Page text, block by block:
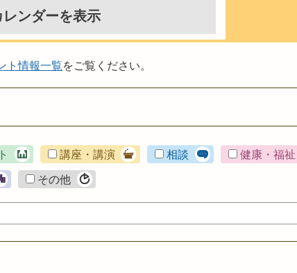
ンダーを表示
ト情報一覧をご覧ください。
講座・講演 相談 健康・福
その他